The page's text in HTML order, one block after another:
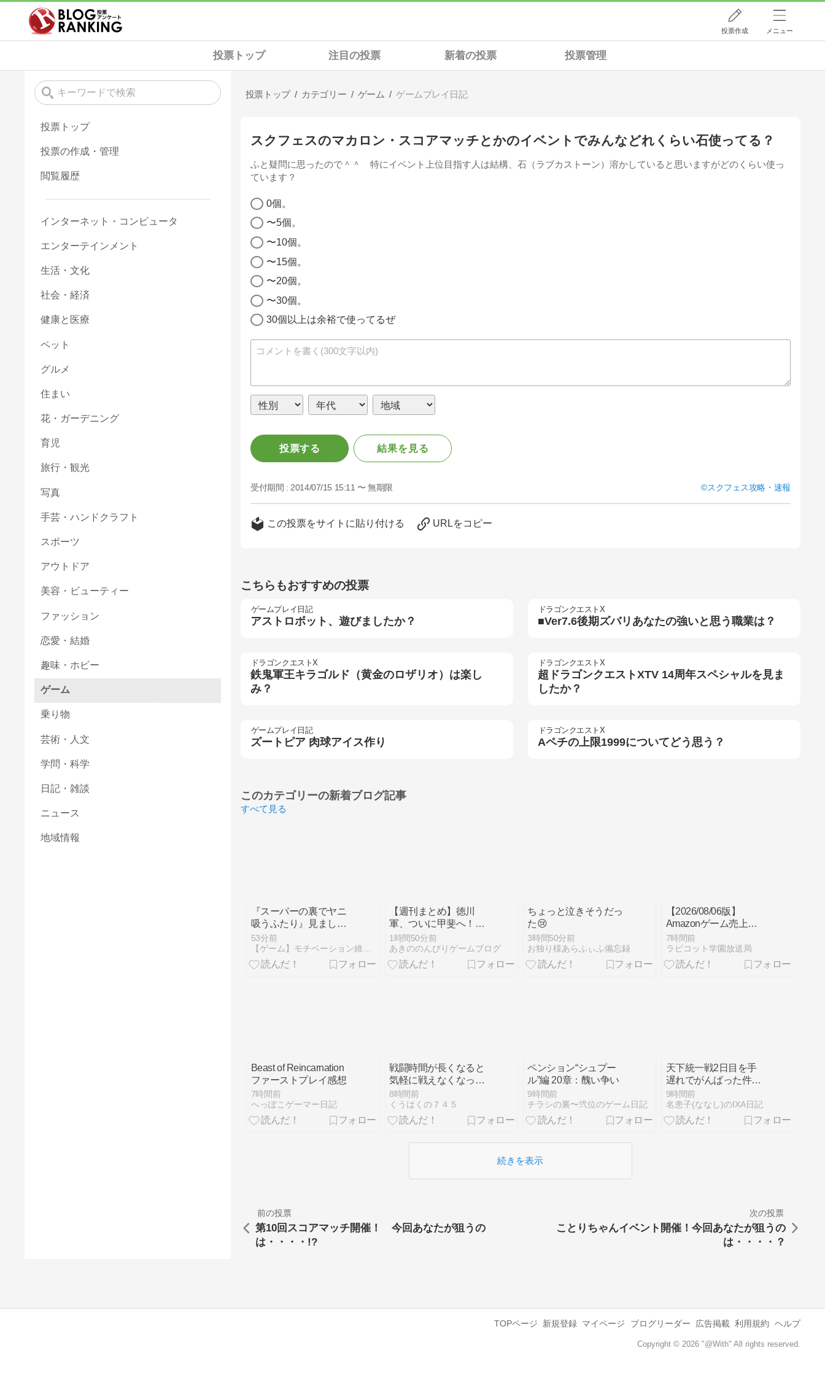
投票作成 メニュー
投票トップ 注目の投票 新着の投票 投票管理
投票トップ カテゴリー ゲーム ゲームプレイ日記
スクフェスのマカロン・スコアマッチとかのイベントでみんなどれくらい石使ってる？
ふと疑問に思ったので＾＾ 特にイベント上位目指す人は結構、石（ラブカストーン）溶かしていると思いますがどのくらい使っ
ています？
0個。
〜5個。
〜10個。
〜15個。
〜20個。
〜30個。
30個以上は余裕で使ってるぜ
投票する 結果を見る
受付期間 : 2014/07/15 15:11 〜 無期限 スクフェス攻略・速報
この投票をサイトに貼り付ける URLをコピー
こちらもおすすめの投票
ゲームプレイ日記
アストロボット、遊びましたか？
ドラゴンクエストX
■Ver7.6後期ズバリあなたの強いと思う職業は？
ドラゴンクエストX
鉄鬼軍王キラゴルド（黄金のロザリオ）は楽し
み？
ドラゴンクエストX
超ドラゴンクエストXTV 14周年スペシャルを見ま
したか？
ゲームプレイ日記
ズートピア 肉球アイス作り
ドラゴンクエストX
Aペチの上限1999についてどう思う？
このカテゴリーの新着ブログ記事
すべて見る
『スーパーの裏でヤニ
吸うふたり』見ました
(1話)
53分前
【週刊まとめ】徳川
軍、ついに甲斐へ！終
わらない武田との死闘
と世代交代｜信長の野
望 武将風雲録 AI観戦
1時間50分前
あきののんびりゲームブログ
ちょっと泣きそうだっ
た😢
3時間50分前
お独り様あらふぃふ備忘録
【2026/08/06版】
Amazonゲーム売上ラ
ンキング｜毎日更新の
最新データ
7時間前
ラピコット学園放送局
Beast of Reincarnation
ファーストプレイ感想
7時間前
へっぽこゲーマー日記
戦闘時間が長くなると
気軽に戦えなくなって
練習しなくなるから成
長が止まる【モンスタ
ーハンターワールド：
8時間前
くうはくの７４５
ペンション“シュプー
ル”編 20章：醜い争い
9時間前
チラシの裏〜弐位のゲーム日記
天下統一戦2日目を手
遅れでがんばった件と
今期結果について。(影
城主のノビシロが高
い！)
9時間前
名患子(ななし)のIXA日記
続きを表示
前の投票
第10回スコアマッチ開催！ 今回あなたが狙うの
は・・・・!?
次の投票
ことりちゃんイベント開催！今回あなたが狙うの
は・・・・？
投票トップ
投票の作成・管理
閲覧履歴
インターネット・コンピュータ
エンターテインメント
生活・文化
社会・経済
健康と医療
ペット
グルメ
住まい
花・ガーデニング
育児
旅行・観光
写真
手芸・ハンドクラフト
スポーツ
アウトドア
美容・ビューティー
ファッション
恋愛・結婚
趣味・ホビー
ゲーム
乗り物
芸術・人文
学問・科学
日記・雑談
ニュース
地域情報
TOPページ 新規登録 マイページ ブログリーダー 広告掲載 利用規約 ヘルプ
Copyright © 2026 "@With" All rights reserved.